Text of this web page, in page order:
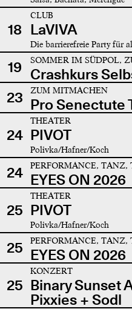
18
CLUB
LaVIVA
Die barrierefreie Party für
19 SOMMER IM SÜDPOL,
Crashkurs
23
ZUM MITMACHEN
Pro Senectute
24
THEATER
PIVOT
Polivka/Hafner/Koch
24 PERFORMANCE, TANZ,
EYES ON 2026
25
THEATER
PIVOT
Polivka/Hafner/Koch
25 PERFORMANCE, TANZ,
EYES ON 2026
25
KONZERT
Binary Sunset
Pixxies + Sodl